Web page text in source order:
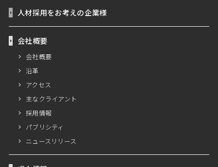
人材採用をお考えの企業様
会社概要
会社概要
沿革
アクセス
主なクライアント
採用情報
パブリシティ
ニュースリリース